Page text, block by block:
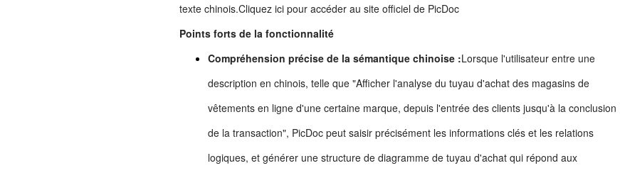
texte chinois.Cliquez ici pour accéder au site officiel de PicDoc
Points forts de la fonctionnalité
Compréhension précise de la sémantique chinoise :Lorsque l'utilisateur entre une
description en chinois, telle que "Afficher l'analyse du tuyau d'achat des magasins de
vêtements en ligne d'une certaine marque, depuis l'entrée des clients jusqu'à la conclusion
de la transaction", PicDoc peut saisir précisément les informations clés et les relations
logiques, et générer une structure de diagramme de tuyau d'achat qui répond aux